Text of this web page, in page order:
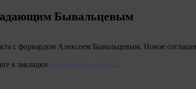
Бывальцевым
с форвардом Алексеем Бывальцевым. Новое
в закладки постоянную ссылку.